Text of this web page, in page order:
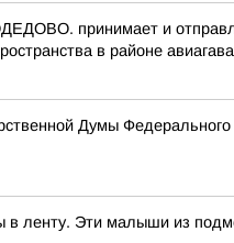
принимает и
в районе
Думы
в ленту. Эти малыши из